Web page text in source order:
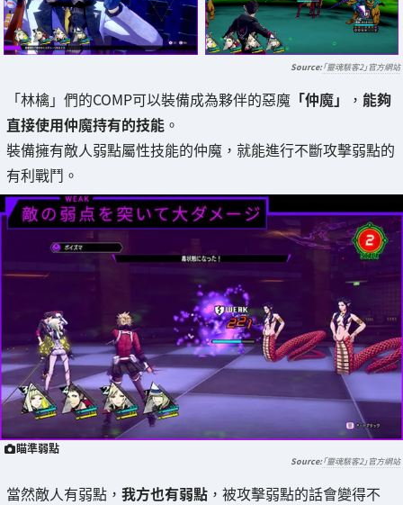
「靈魂駭客2」官方網站
「林檎」們的COMP可以裝備成為夥伴的惡魔 「仲魔」 ， 能夠
直接使用仲魔持有的技能 。
裝備擁有敵人弱點屬性技能的仲魔，就能進行不斷攻擊弱點的
有利戰鬥。
瞄準弱點
「靈魂駭客2」官方網站
當然敵人有弱點， 我方也有弱點 ，被攻擊弱點的話會變得不